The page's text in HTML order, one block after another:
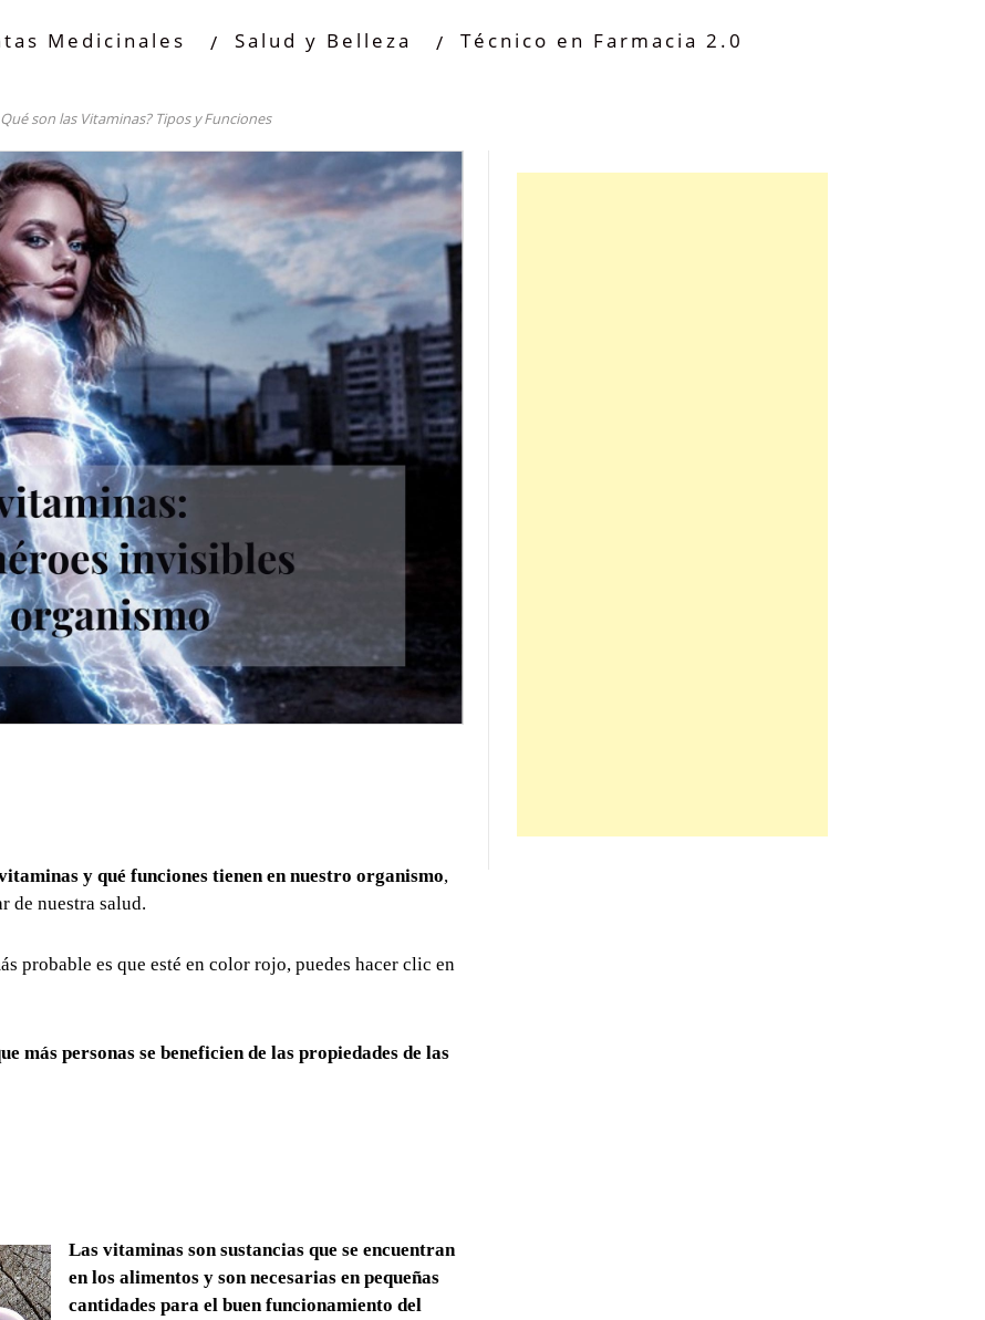
Medicinales Salud y Belleza Técnico en Farmacia 2.0
son las Vitaminas? Tipos y Funciones
y qué funciones tienen en nuestro organismo,
de nuestra salud.
probable es que esté en color rojo, puedes hacer clic en
más personas se beneficien de las propiedades de las
Las vitaminas son sustancias que se encuentran
en los alimentos y son necesarias en pequeñas
cantidades para el buen funcionamiento del